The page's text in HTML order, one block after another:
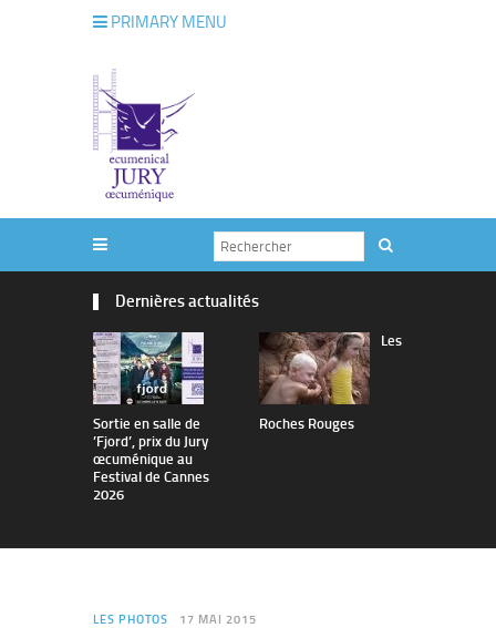
PRIMARY MENU
Dernières actualités
Sortie en salle de
’Fjord’, prix du Jury
œcuménique au
Festival de Cannes
2026
Les
Roches Rouges
LES PHOTOS 17 MAI 2015